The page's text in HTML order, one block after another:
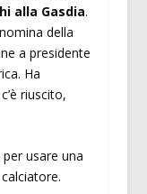
alla Gasdia.
della
a presidente
Ha
riuscito,
usare una